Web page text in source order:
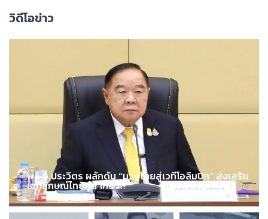
วิดีโอข่าว
พล.อ.ประวิตร ผลักดัน “มวยไทยสู่เวทีโอลิมปิก” ส่งเสริม
เอกลักษณ์ไทยสู่สากล !!!